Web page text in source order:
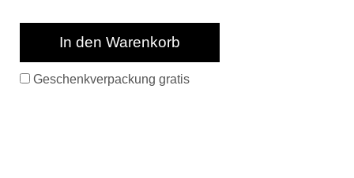
In den Warenkorb
Geschenkverpackung gratis